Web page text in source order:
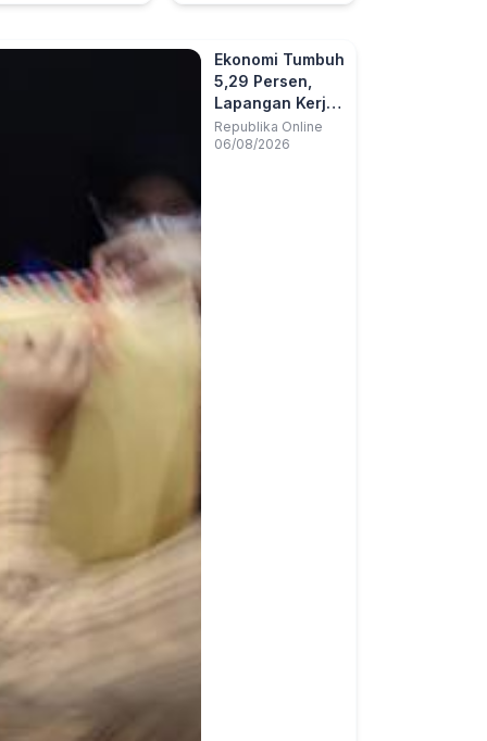
Ekonomi Tumbuh
5,29 Persen,
Lapangan Kerja
Formal Perlu
Diperluas
Republika Online
06/08/2026